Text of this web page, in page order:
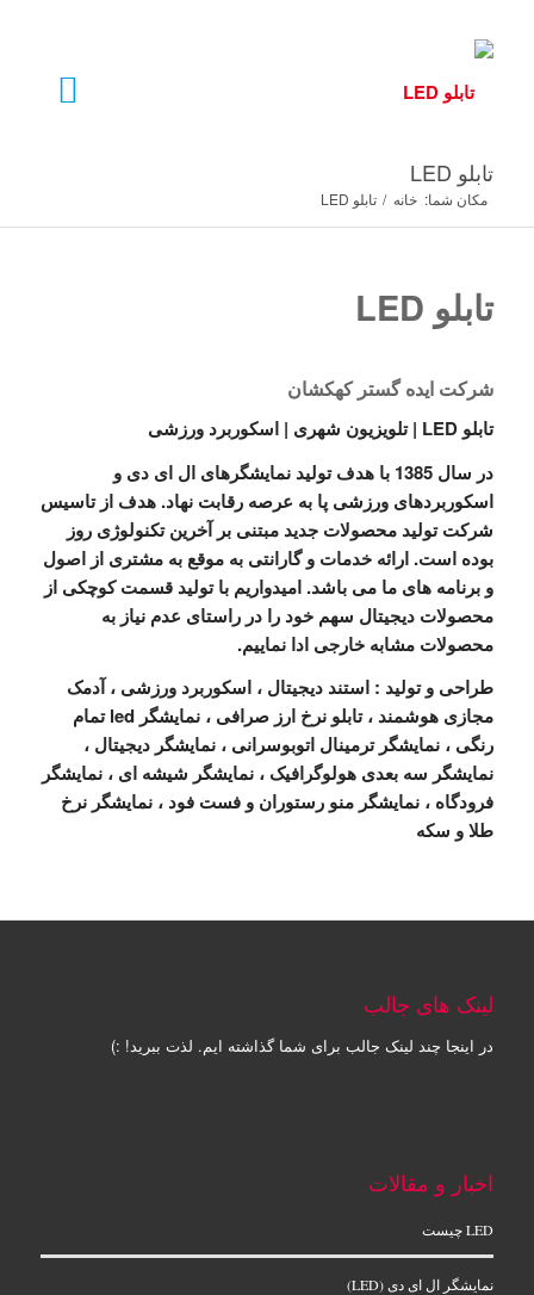
تابلو LED
مکان شما: خانه / تابلو LED
تابلو LED
شرکت ایده گستر کهکشان
تابلو LED | تلویزیون شهری | اسکوربرد ورزشی
در سال 1385 با هدف تولید نمایشگرهای ال ای دی و
اسکوربردهای ورزشی پا به عرصه رقابت نهاد. هدف از تاسیس
شرکت تولید محصولات جدید مبتنی بر آخرین تکنولوژی روز
بوده است. ارائه خدمات و گارانتی به موقع به مشتری از اصول
و برنامه های ما می باشد. امیدواریم با تولید قسمت کوچکی از
محصولات دیجیتال سهم خود را در راستای عدم نیاز به
محصولات مشابه خارجی ادا نماییم.
طراحی و تولید : استند دیجیتال ، اسکوربرد ورزشی ، آدمک
مجازی هوشمند ، تابلو نرخ ارز صرافی ، نمایشگر led تمام
رنگی ، نمایشگر ترمینال اتوبوسرانی ، نمایشگر دیجیتال ،
نمایشگر سه بعدی هولوگرافیک ، نمایشگر شیشه ای ، نمایشگر
فرودگاه ، نمایشگر منو رستوران و فست فود ، نمایشگر نرخ
طلا و سکه
لینک های جالب
در اینجا چند لینک جالب برای شما گذاشته ایم. لذت ببرید! :)
اخبار و مقالات
LED چیست
نمایشگر ال‌ ای‌ دی (LED)